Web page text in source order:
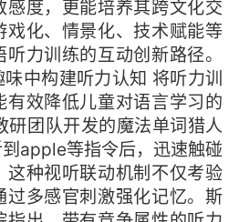
度，更能培养其跨文化交
戏化、情景化、技术赋能等
力训练的互动创新路径。
中构建听力认知 将听力训
效降低儿童对语言学习的
研团队开发的魔法单词猎人
apple等指令后，迅速触碰
这种视听联动机制不仅考验
过多感官刺激强化记忆。斯